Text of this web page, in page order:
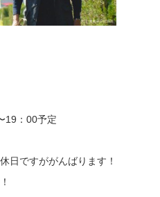
19：00予定
日ですががんばります！